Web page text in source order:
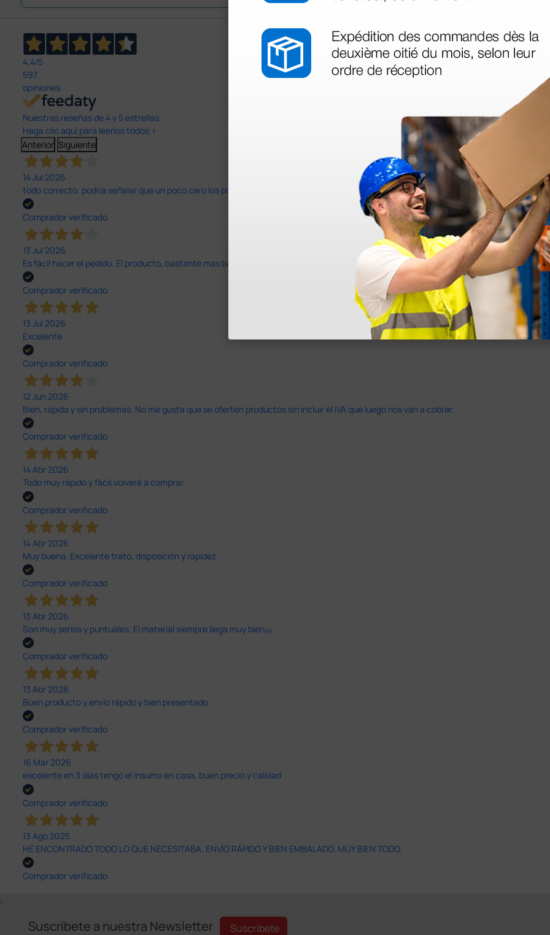
4,4/5
597
opiniones
Nuestras reseñas de 4 y 5 estrellas.
Haga clic aquí para leerlos todos >
Anterior Siguiente
14 Jul 2026
todo correcto. podria señalar que un poco caro los portes y el plazo de entrega se alarga.
Comprador verificado
13 Jul 2026
Es fácil hacer el pedido. El producto, bastante mas barato que en otras plataformas de material médico. Pero el envío cuesta más del
Comprador verificado
13 Jul 2026
Excelente
Comprador verificado
12 Jun 2026
Bien, rápida y sin problemas. No me gusta que se oferten productos sin incluir el IVA que luego nos van a cobrar.
Comprador verificado
14 Abr 2026
Todo muy rápido y fácil,volveré a comprar.
Comprador verificado
14 Abr 2026
Muy buena. Excelente trato, disposición y rapidez
Comprador verificado
13 Abr 2026
Son muy serios y puntuales. El material siempre llega muy bien¡¡¡
Comprador verificado
13 Abr 2026
Buen producto y envío rápido y bien presentado
Comprador verificado
16 Mar 2026
excelente en 3 días tengo el insumo en casa, buen precio y calidad
Comprador verificado
13 Ago 2025
HE ENCONTRADO TODO LO QUE NECESITABA. ENVÍO RÁPIDO Y BIEN EMBALADO. MUY BIEN TODO.
Comprador verificado
;
Suscríbete a nuestra Newsletter Suscríbete